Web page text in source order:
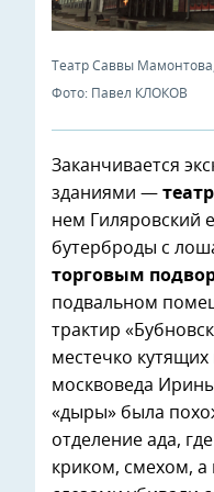
Театр Саввы
Фото: Павел КЛОКОВ
Заканчивается
зданиями —
нем Гиляровский
бутерброды с
торговым
подвальном
трактир
местечко
москвоведа
«дыры» была
отделение ада,
криком, смехом, а